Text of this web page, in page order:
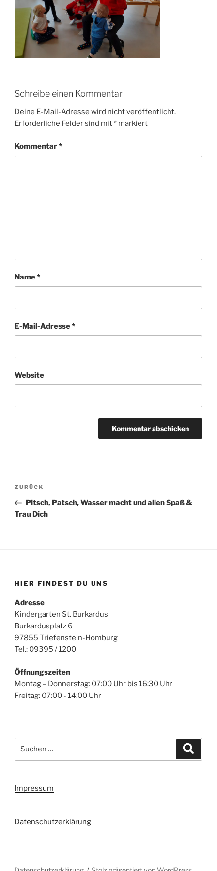
Schreibe einen Kommentar
Deine E-Mail-Adresse wird nicht veröffentlicht.
Erforderliche Felder sind mit* markiert
Kommentar*
Name*
E-Mail-Adresse*
Website
Beitragsnavigation
Vorheriger
Beitrag
ZURÜCK
Pitsch, Patsch, Wasser macht und allen Spaß &
Trau Dich
HIER FINDEST DU UNS
Adresse
Kindergarten St. Burkardus
Burkardusplatz 6
97855 Triefenstein-Homburg
Tel.: 09395 / 1200
Öffnungszeiten
Montag – Donnerstag: 07:00 Uhr bis 16:30 Uhr
Freitag: 07:00 - 14:00 Uhr
nach:
Impressum
Datenschutzerklärung